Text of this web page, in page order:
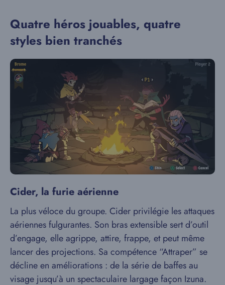
Quatre héros jouables, quatre
styles bien tranchés
Cider, la furie aérienne
La plus véloce du groupe. Cider privilégie les attaques
aériennes fulgurantes. Son bras extensible sert d’outil
d’engage, elle agrippe, attire, frappe, et peut même
lancer des projections. Sa compétence “Attraper” se
décline en améliorations : de la série de baffes au
visage jusqu’à un spectaculaire largage façon Izuna.